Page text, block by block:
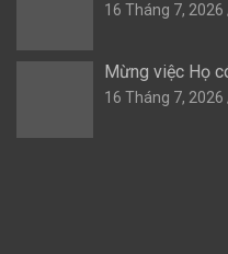
16 Tháng 7, 2026
Mừng việc Họ
16 Tháng 7, 2026